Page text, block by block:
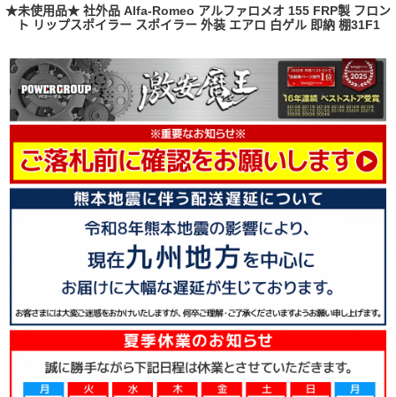
★未使用品★ 社外品 Alfa-Romeo アルファロメオ 155 FRP製 フロン
ト リップスポイラー スポイラー 外装 エアロ 白ゲル 即納 棚31F1